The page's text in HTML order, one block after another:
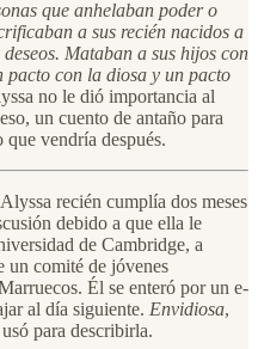
que anhelaban poder o
a sus recién nacidos a
Mataban a sus hijos con
con la diosa y un pacto
no le dió importancia al
un cuento de antaño para
vendría después.
recién cumplía dos meses
debido a que ella le
de Cambridge, a
un comité de jóvenes
Él se enteró por un e-
al día siguiente. Envidiosa,
para describirla.